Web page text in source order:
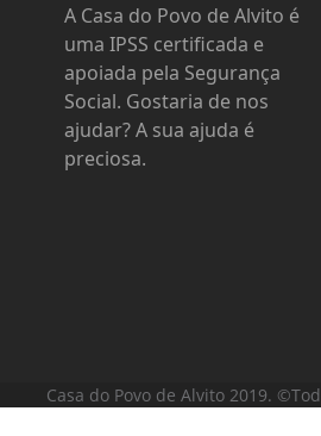
A Casa do Povo de Alvito é
uma IPSS certificada e
apoiada pela Segurança
Social. Gostaria de nos
ajudar? A sua ajuda é
preciosa.
Casa do Povo de Alvito 2019.